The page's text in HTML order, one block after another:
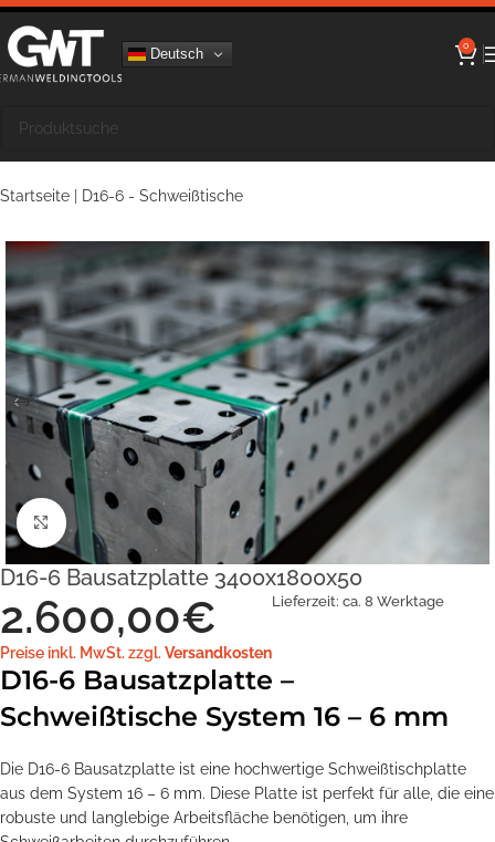
Deutsch 0
Startseite D16-6 - Schweißtische
Klick zum Vergrößern
D16-6 Bausatzplatte 3400x1800x50
2.600,00€
Preise inkl. MwSt. zzgl. Versandkosten
Lieferzeit: ca. 8 Werktage
D16-6 Bausatzplatte –
Schweißtische System 16 – 6 mm
Die D16-6 Bausatzplatte ist eine hochwertige Schweißtischplatte
aus dem System 16 – 6 mm. Diese Platte ist perfekt für alle, die eine
robuste und langlebige Arbeitsfläche benötigen, um ihre